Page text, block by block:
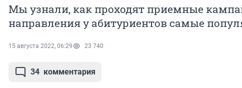
Мы узнали, как проходят приемные
направления у абитуриентов самые
15 августа 2022, 06:29 23 740
34 комментария